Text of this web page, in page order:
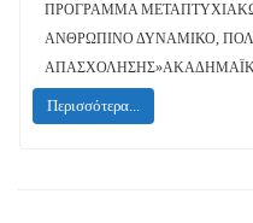
ΠΡΟΓΡΑΜΜΑ
ΑΝΘΡΩΠΙΝΟ ΔΥΝΑΜΙΚΟ,
ΑΠΑΣΧΟΛΗΣΗΣ»ΑΚΑΔΗΜΑΪΚΟ
Περισσότερα...